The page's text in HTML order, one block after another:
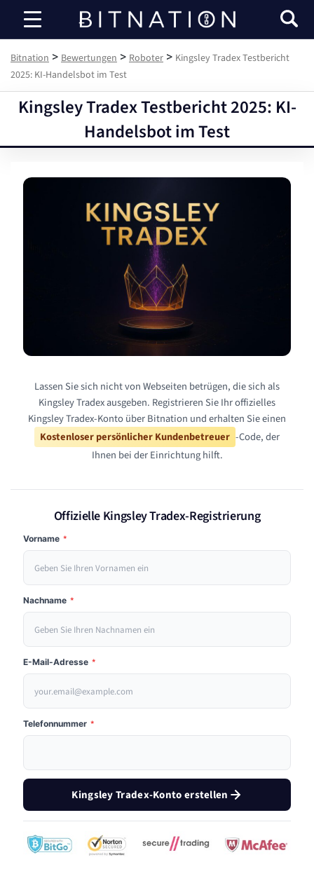
Bitnation
Bitnation > Bewertungen > Roboter > Kingsley Tradex Testbericht
2025: KI-Handelsbot im Test
Kingsley Tradex Testbericht 2025: KI-
Handelsbot im Test
Lassen Sie sich nicht von Webseiten betrügen, die sich als
Kingsley Tradex ausgeben. Registrieren Sie Ihr offizielles
Kingsley Tradex-Konto über Bitnation und erhalten Sie einen
Kostenloser persönlicher Kundenbetreuer -Code, der
Ihnen bei der Einrichtung hilft.
Offizielle Kingsley Tradex-Registrierung
Vorname *
Nachname *
E-Mail-Adresse *
Telefonnummer *
Kingsley Tradex-Konto erstellen